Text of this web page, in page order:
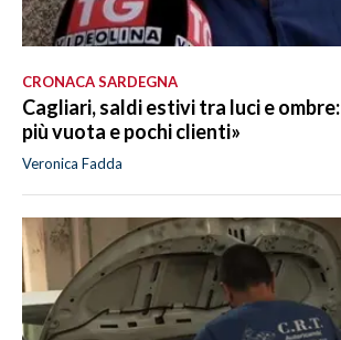
CRONACA SARDEGNA
Cagliari, saldi estivi tra luci e
più vuota e pochi clienti»
Veronica Fadda